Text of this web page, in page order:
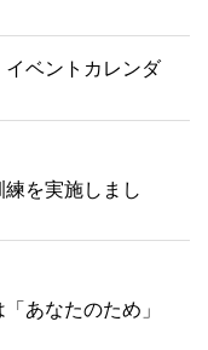
ベントカレンダ
練を実施しまし
あなたのため」